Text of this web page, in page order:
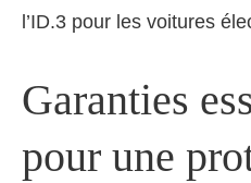
l’ID.3 pour les voitures
Garanties
pour une